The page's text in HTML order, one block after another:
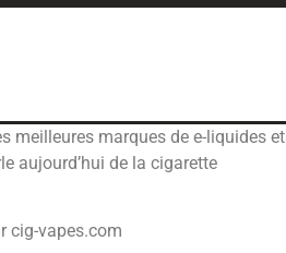
meilleures marques de e-liquides et
aujourd’hui de la cigarette
cig-vapes.com